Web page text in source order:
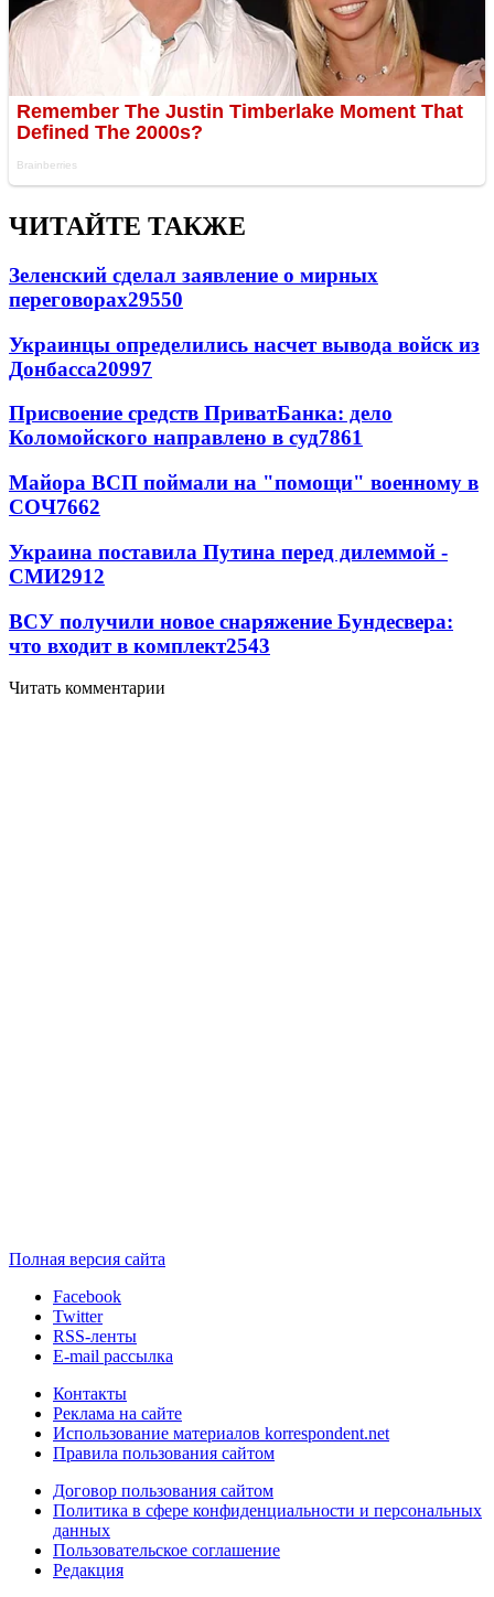
ЧИТАЙТЕ ТАКЖЕ
Зеленский сделал заявление о мирных
переговорах29550
Украинцы определились насчет вывода войск из
Донбасса20997
Присвоение средств ПриватБанка: дело
Коломойского направлено в суд7861
Майора ВСП поймали на "помощи" военному в
СОЧ7662
Украина поставила Путина перед дилеммой -
СМИ2912
ВСУ получили новое снаряжение Бундесвера:
что входит в комплект2543
Читать комментарии
Полная версия сайта
Facebook
Twitter
RSS-ленты
E-mail рассылка
Контакты
Реклама на сайте
Использование материалов korrespondent.net
Правила пользования сайтом
Договор пользования сайтом
Политика в сфере конфиденциальности и персональных
данных
Пользовательское соглашение
Редакция